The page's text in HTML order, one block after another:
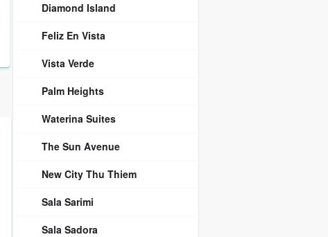
Diamond Island
Feliz En Vista
Vista Verde
Palm Heights
Waterina Suites
The Sun Avenue
New City Thu Thiem
Sala Sarimi
Sala Sadora